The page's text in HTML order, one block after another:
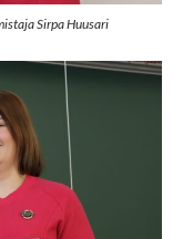
Sirpa Huusari